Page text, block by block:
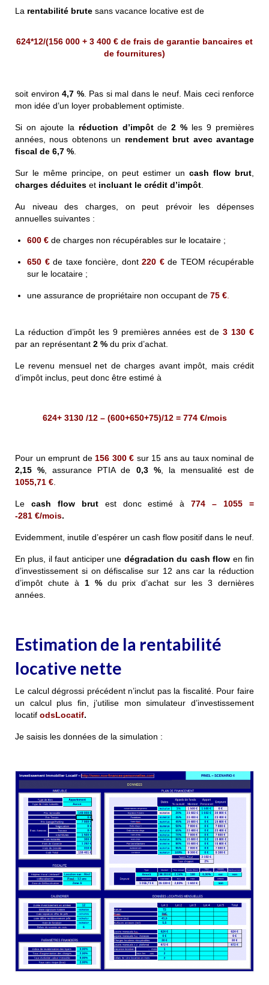
La rentabilité brute sans vacance locative est de
624*12/(156 000 + 3 400 € de frais de garantie bancaires et
de fournitures)
soit environ 4,7 %. Pas si mal dans le neuf. Mais ceci renforce
mon idée d’un loyer probablement optimiste.
Si on ajoute la réduction d’impôtde 2 % les 9 premières
années, nous obtenons un rendement brut avec avantage
fiscal de 6,7 %
Sur le même principe, on peut estimer un cash flow brut
charges déduites et incluant le crédit d’impôt
Au niveau des charges, on peut prévoir les dépenses
annuelles suivantes :
600 € de charges non récupérables sur le locataire ;
650 €de taxe foncière, dont 220 € de TEOM récupérable
sur le locataire ;
une assurance de propriétaire non occupant de 75 €
La réduction d’impôt les 9 premières années est de3 130 €
par an représentant 2 % du prix d’achat.
Le revenu mensuel net de charges avant impôt, mais crédit
d’impôt inclus, peut donc être estimé à
624+ 3130 /12 – (600+650+75)/12 = 774 €/mois
Pour un emprunt de 156 300 € sur 15 ans au taux nominal de
2,15 % , assurance PTIA de 0,3 %, la mensualité est de
1055,71 €
Le cash flow brutest donc estimé à774 – 1055 =
-281 €/mois.
Evidemment, inutile d’espérer un cash flow positif dans le neuf.
En plus, il faut anticiper une dégradation du cash flow en fin
d’investissement si on défiscalise sur 12 ans car la réduction
d’impôt chute à 1 %du prix d’achat sur les 3 dernières
années.
Estimation de la rentabilité
locative nette
Le calcul dégrossi précédent n’inclut pas la fiscalité. Pour faire
un calcul plus fin, j’utilise mon simulateur d’investissement
locatif odsLocatif.
Je saisis les données de la simulation :